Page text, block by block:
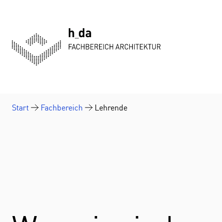
Start Fachbereich Lehrende